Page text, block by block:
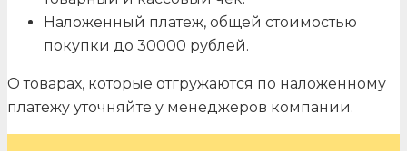
Наложенный платеж, общей стоимостью
покупки до 30000 рублей.
О товарах, которые отгружаются по наложенному
платежу уточняйте у менеджеров компании.